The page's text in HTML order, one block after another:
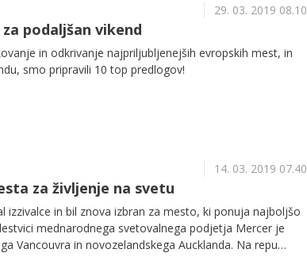
29. 03. 2019 08.10
podaljšan vikend
in odkrivanje najpriljubljenejših evropskih mest, in
smo pripravili 10 top predlogov!
14. 03. 2019 07.40
za življenje na svetu
in bil znova izbran za mesto, ki ponuja najboljšo
mednarodnega svetovalnega podjetja Mercer je
Vancouvra in novozelandskega Aucklanda. Na repu